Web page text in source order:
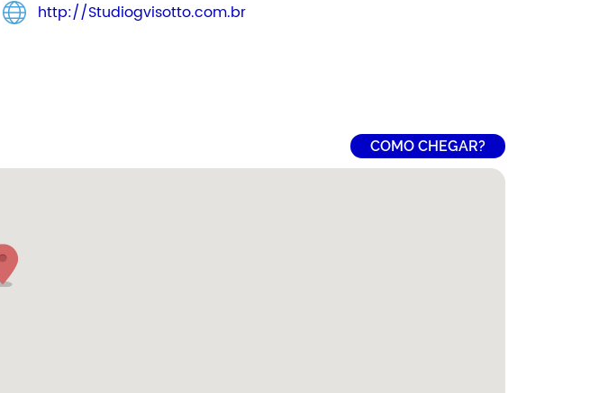
http://Studiogvisotto.com.br
COMO CHEGAR?